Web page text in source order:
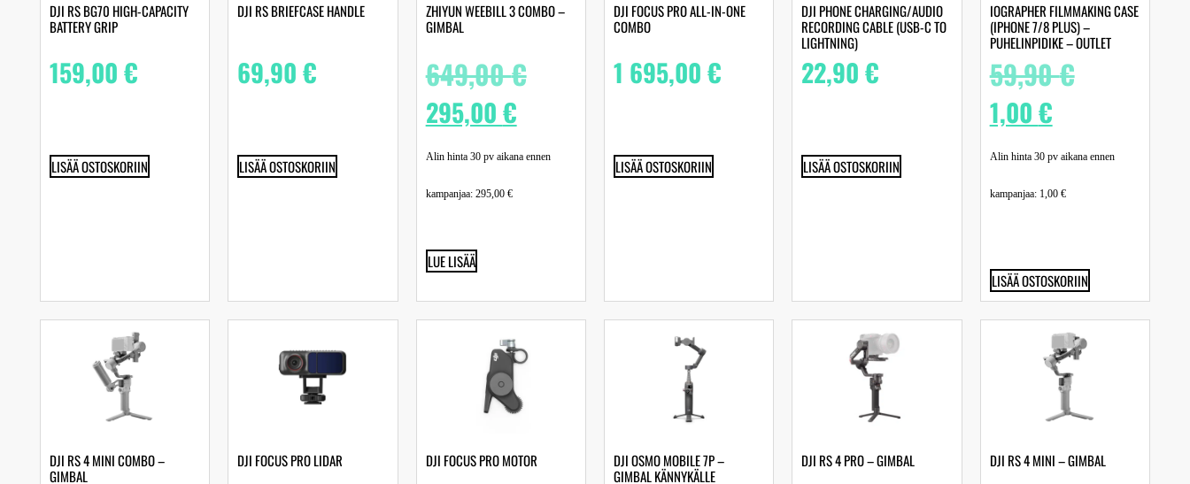
DJI RS BG70 HIGH-CAPACITY
BATTERY GRIP
159,00€
LISÄÄ OSTOSKORIIN
DJI RS BRIEFCASE HANDLE
69,90€
LISÄÄ OSTOSKORIIN
ZHIYUN WEEBILL 3 COMBO –
GIMBAL
649,00€
295,00€
Alin hinta 30 pv aikana ennen
kampanjaa: 295,00 €
LUE LISÄÄ
DJI FOCUS PRO ALL-IN-ONE
COMBO
1 695,00€
LISÄÄ OSTOSKORIIN
DJI PHONE CHARGING/AUDIO
RECORDING CABLE (USB-C TO
LIGHTNING)
22,90€
LISÄÄ OSTOSKORIIN
IOGRAPHER FILMMAKING CASE
(IPHONE 7/8 PLUS) –
PUHELINPIDIKE – OUTLET
59,90€
1,00€
Alin hinta 30 pv aikana ennen
kampanjaa: 1,00 €
LISÄÄ OSTOSKORIIN
DJI RS 4 MINI COMBO –
GIMBAL
DJI FOCUS PRO LIDAR DJI FOCUS PRO MOTOR
DJI OSMO MOBILE 7P –
GIMBAL KÄNNYKÄLLE
DJI RS 4 PRO – GIMBAL DJI RS 4 MINI – GIMBAL